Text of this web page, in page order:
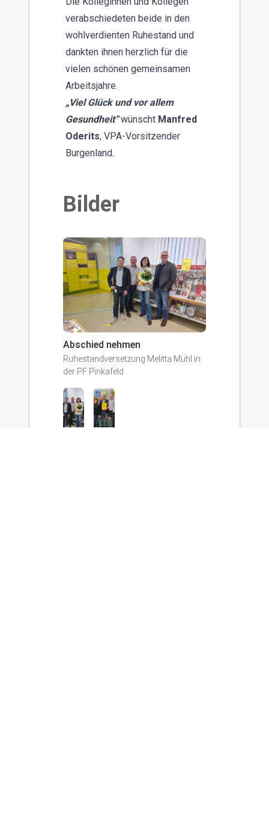
verabschiedeten beide in den
wohlverdienten Ruhestand und
dankten ihnen herzlich für die
vielen schönen gemeinsamen
Arbeitsjahre.
„Viel Glück und vor allem
Gesundheit“wünscht Manfred
Oderits, VPA-Vorsitzender
Burgenland.
Bilder
Abschied nehmen
Ruhestandversetzung Melitta Mühl in
der PF Pinkafeld